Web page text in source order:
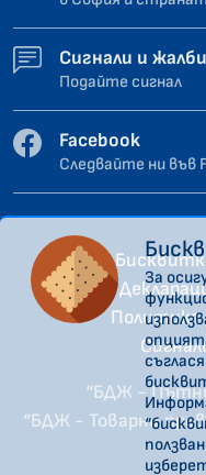
Сигнали и жалби
Подайте сигнал
Facebook
Следвайте ни във
Политика
“БДЖ -
“БДЖ - Товарни
За